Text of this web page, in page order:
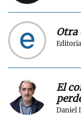
Otra
Daniel
El